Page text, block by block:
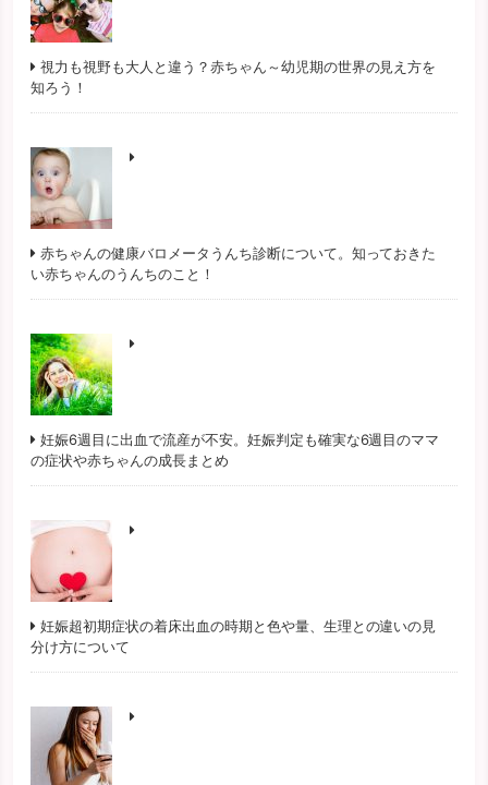
視力も視野も大人と違う？赤ちゃん～幼児期の世界の見え方を
知ろう！
赤ちゃんの健康バロメータうんち診断について。知っておきた
い赤ちゃんのうんちのこと！
妊娠6週目に出血で流産が不安。妊娠判定も確実な6週目のママ
の症状や赤ちゃんの成長まとめ
妊娠超初期症状の着床出血の時期と色や量、生理との違いの見
分け方について